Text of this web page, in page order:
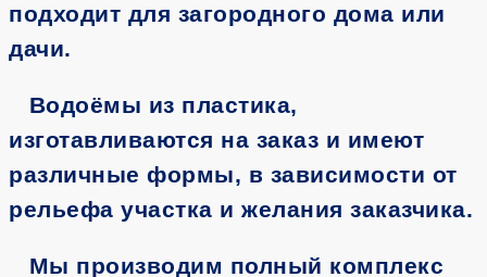
подходит для загородного дома или
дачи.
Водоёмы из пластика,
изготавливаются на заказ и имеют
различные формы, в зависимости от
рельефа участка и желания заказчика.
Мы производим полный комплекс